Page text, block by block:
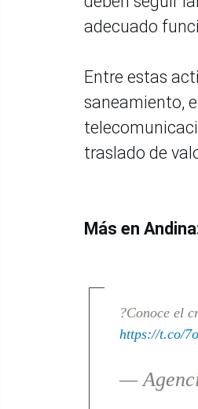
adecuado
Entre estas
saneamiento,
traslado de
Más en
?Conoce el
https://t.co/
—